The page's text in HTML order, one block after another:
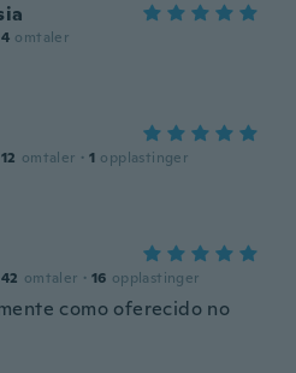
4 omtaler
12 omtaler · 1 opplastinger
42 omtaler · 16 opplastinger
como oferecido no